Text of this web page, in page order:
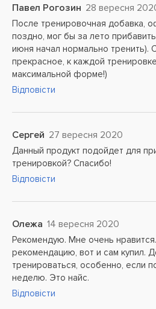
Павел Рогозин 28 вересня
После тренировочная добавка,
поздно, мог бы за лето
июня начал нормально тренить).
прекрасное, к каждой
максимальной форме!)
Відповісти
Сергей 27 вересня 2020
Данный продукт подойдет для
тренировкой? Спасибо!
Відповісти
Олежа 14 вересня 2020
Рекомендую. Мне очень
рекомендацию, вот и сам купил.
тренироваться, особенно, если
неделю. Это найс.
Відповісти